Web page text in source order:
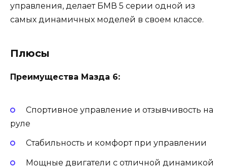
управления, делает БМВ 5 серии одной из
самых динамичных моделей в своем классе.
Плюсы
Преимущества Мазда 6:
Спортивное управление и отзывчивость на
руле
Стабильность и комфорт при управлении
Мощные двигатели с отличной динамикой